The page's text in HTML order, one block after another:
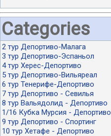
Categories
2 тур Депортиво-Малага
3 тур Депортиво-Эспаньол
4 тур Херес-Депортиво
5 тур Депортиво-Вильяреал
6 тур Тенерифе-Депортиво
7 тур Депортиво - Севилья
8 тур Вальядолид - Депортиво
1/16 Кубка Мурсия - Депортиво
9 тур Депортиво - Спортинг
10 тур Хетафе - Депортиво